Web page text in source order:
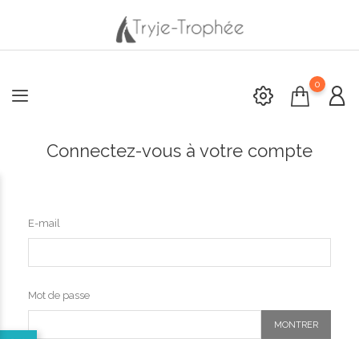
0
Connectez-vous à votre compte
E-mail
Mot de passe
MONTRER